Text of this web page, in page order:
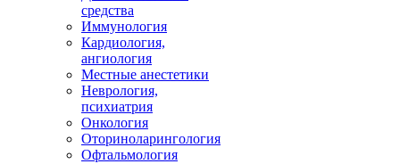
средства
Иммунология
Кардиология,
ангиология
Местные анестетики
Неврология,
психиатрия
Онкология
Оториноларингология
Офтальмология